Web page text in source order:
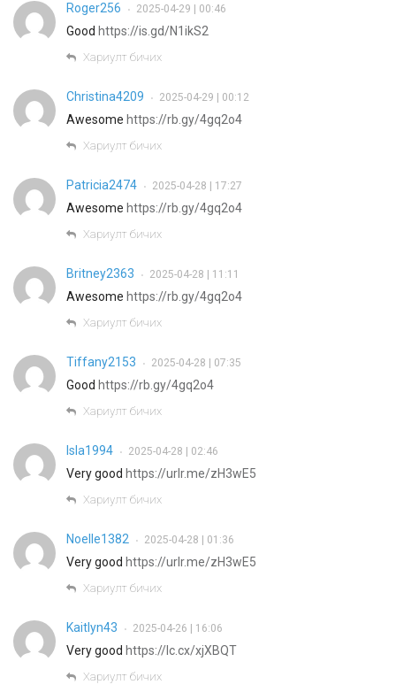
Roger256 • 2025-04-29 | 00:46
Good https://is.gd/N1ikS2
Хариулт бичих
Christina4209 • 2025-04-29 | 00:12
Awesome https://rb.gy/4gq2o4
Хариулт бичих
Patricia2474 • 2025-04-28 | 17:27
Awesome https://rb.gy/4gq2o4
Хариулт бичих
Britney2363 • 2025-04-28 | 11:11
Awesome https://rb.gy/4gq2o4
Хариулт бичих
Tiffany2153 • 2025-04-28 | 07:35
Good https://rb.gy/4gq2o4
Хариулт бичих
Isla1994 • 2025-04-28 | 02:46
Very good https://urlr.me/zH3wE5
Хариулт бичих
Noelle1382 • 2025-04-28 | 01:36
Very good https://urlr.me/zH3wE5
Хариулт бичих
Kaitlyn43 • 2025-04-26 | 16:06
Very good https://lc.cx/xjXBQT
Хариулт бичих